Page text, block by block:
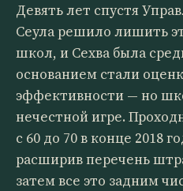
Девять лет спустя
Сеула решило лишить
школ, и Сехва была
основанием стали
эффективности — но
нечестной игре.
с 60 до 70 в конце 2018
расширив перечень
затем все это задним